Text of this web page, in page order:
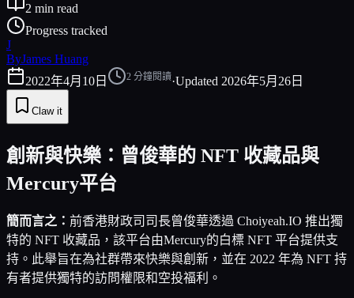
2 min read
Progress tracked
J
ByJames Huang
2022年4月10日
2 分鐘閱讀·Updated 2026年5月26日
Claw it
創新與快樂：曾俊華的 NFT 收藏品與
Mercury平台
簡而言之： 前香港財政司司長曾俊華透過 Choiyeah.IO 推出獨
特的 NFT 收藏品，該平台由Mercury的白標 NFT 平台提供支
持。此舉旨在為社群帶來快樂與創新，並在 2022 年為 NFT 持
有者提供獨特的訪問權限和空投福利。